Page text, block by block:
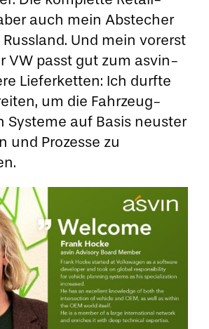
auch mein Abstecher
Russland. Und mein vorerst
VW passt gut zum asvin-
Lieferketten: Ich durfte
um die Fahrzeug-
Systeme auf Basis neuster
und Prozesse zu